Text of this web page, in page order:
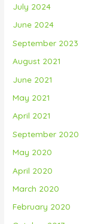
July 2024
June 2024
September 2023
August 2021
June 2021
May 2021
April 2021
September 2020
May 2020
April 2020
March 2020
February 2020